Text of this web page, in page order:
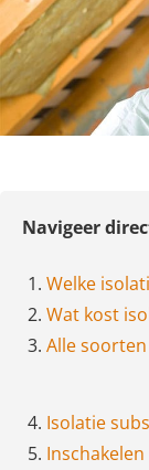
Navigeer
1. Welke
2. Wat kost
3. Alle
4. Isolatie
5.